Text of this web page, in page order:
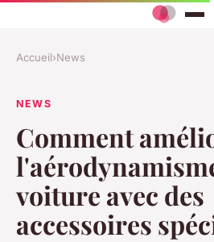
Accueil›News
NEWS
Comment
voiture avec des
accessoires